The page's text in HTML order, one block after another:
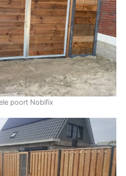
poort Nobifix